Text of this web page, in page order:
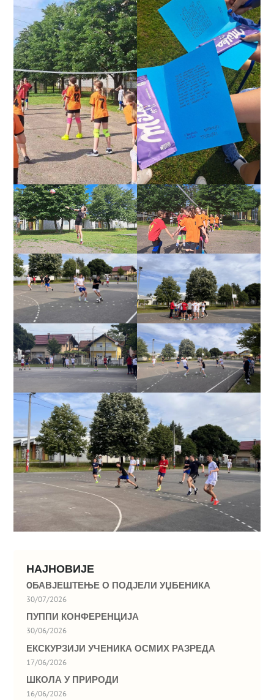
НАЈНОВИЈЕ
OБАВЈЕШТЕЊЕ О ПОДЈЕЛИ УЏБЕНИКА
30/07/2026
ПУППИ КОНФЕРЕНЦИЈА
30/06/2026
ЕКСКУРЗИЈИ УЧЕНИКА ОСМИХ РАЗРЕДА
17/06/2026
ШКОЛА У ПРИРОДИ
16/06/2026